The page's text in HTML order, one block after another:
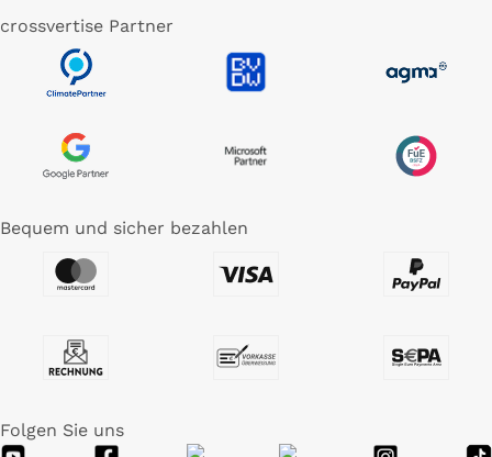
crossvertise Partner
Bequem und sicher bezahlen
Folgen Sie uns